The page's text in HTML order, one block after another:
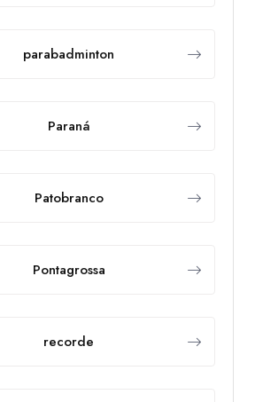
parabadminton
Paraná
Patobranco
Pontagrossa
recorde